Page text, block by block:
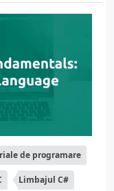
de programare
Limbajul C#